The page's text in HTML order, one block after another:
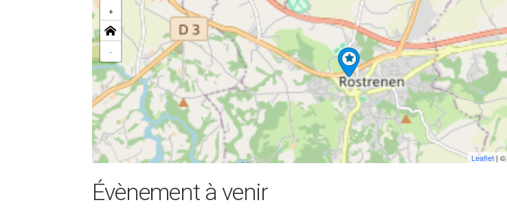
+
-
Leaflet| ©
Évènement à venir